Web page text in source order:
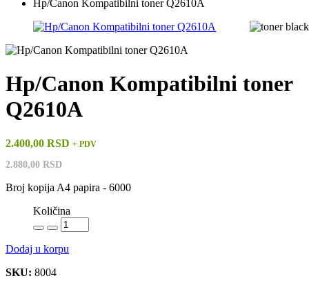
Hp/Canon Kompatibilni toner Q2610A
Hp/Canon Kompatibilni toner
Q2610A
2.400,00 RSD + PDV
2.880,00 RSD
Broj kopija A4 papira - 6000
Količina
Dodaj u korpu
SKU: 8004